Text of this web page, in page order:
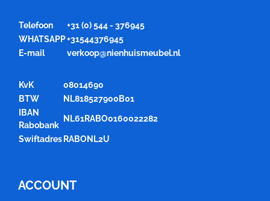
Telefoon
+31 (0) 544 - 376945
WHATSAPP+31544376945
E-mail
verkoop@nienhuismeubel.nl
KvK
08014690
BTW
NL818527900B01
IBAN
Rabobank
NL61RABO0160022282
Swiftadres RABONL2U
ACCOUNT